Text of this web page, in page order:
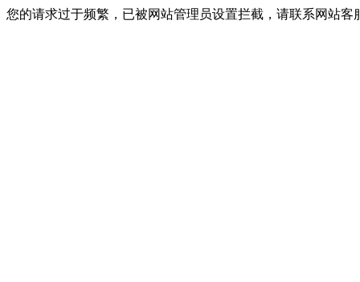
您的请求过于频繁，已被网站管理员设置拦截，请联系网站客